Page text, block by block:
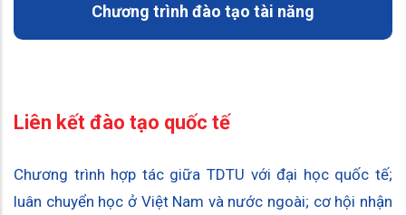
Chương trình đào tạo tài năng
Liên kết đào tạo quốc tế
Chương trình hợp tác giữa TDTU với đại học quốc tế;
luân chuyển học ở Việt Nam và nước ngoài; cơ hội nhận